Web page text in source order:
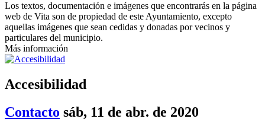
Los textos, documentación e imágenes que encontrarás en la página
web de Vita son de propiedad de este Ayuntamiento, excepto
aquellas imágenes que sean cedidas y donadas por vecinos y
particulares del municipio.
Más información
Accesibilidad
Contacto sáb, 11 de abr. de 2020